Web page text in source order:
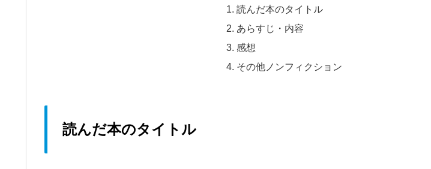
読んだ本のタイトル
あらすじ・内容
感想
その他ノンフィクション
読んだ本のタイトル